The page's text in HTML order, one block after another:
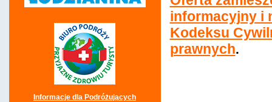
Informacje dla Podróżujących
informacyjny i
Kodeksu
prawnych.